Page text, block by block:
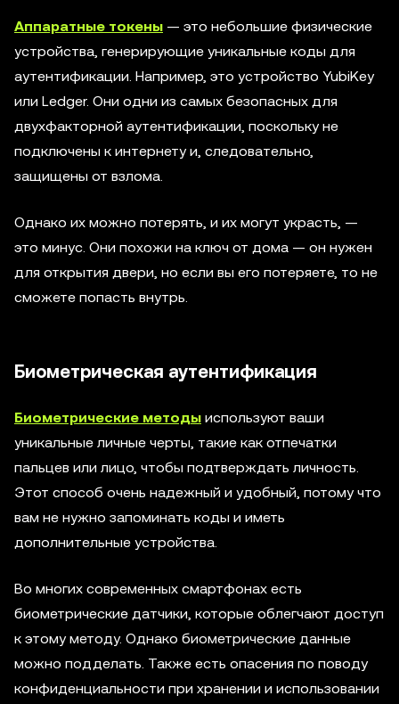
Аппаратные токены — это небольшие физические
устройства, генерирующие уникальные коды для
аутентификации. Например, это устройство YubiKey
или Ledger. Они одни из самых безопасных для
двухфакторной аутентификации, поскольку не
подключены к интернету и, следовательно,
защищены от взлома.
Однако их можно потерять, и их могут украсть, —
это минус. Они похожи на ключ от дома — он нужен
для открытия двери, но если вы его потеряете, то не
сможете попасть внутрь.
Биометрическая аутентификация
Биометрические методы используют ваши
уникальные личные черты, такие как отпечатки
пальцев или лицо, чтобы подтверждать личность.
Этот способ очень надежный и удобный, потому что
вам не нужно запоминать коды и иметь
дополнительные устройства.
Во многих современных смартфонах есть
биометрические датчики, которые облегчают доступ
к этому методу. Однако биометрические данные
можно подделать. Также есть опасения по поводу
конфиденциальности при хранении и использовании